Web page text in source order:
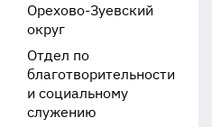
Орехово-Зуевский
округ
Отдел по
благотворительности
и социальному
служению